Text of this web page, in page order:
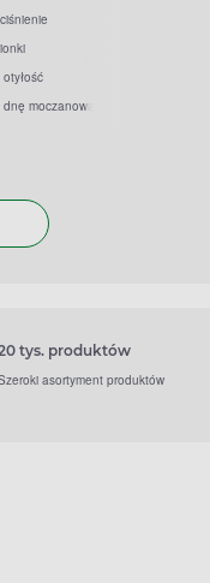
moczanową
tys. produktów
asortyment produktów